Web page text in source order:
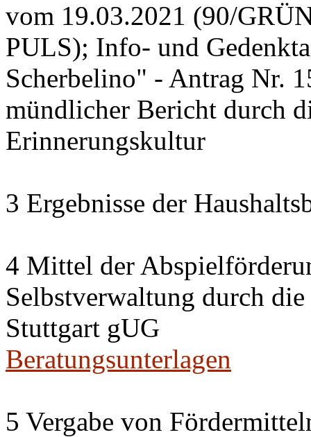
vom 19.03.2021 (90/
PULS); Info- und
Scherbelino" - Antrag Nr.
mündlicher Bericht durch
Erinnerungskultur
3 Ergebnisse der
4 Mittel der
Selbstverwaltung durch die
Stuttgart gUG
Beratungsunterlagen
5 Vergabe von